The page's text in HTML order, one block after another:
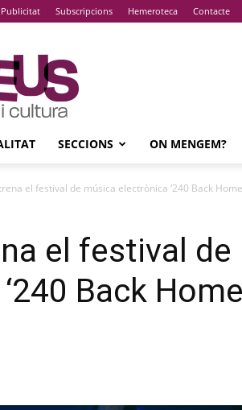
Publicitat Subscripcions Hemeroteca Contacte
SECCIONS ON MENGEM?
el festival de música electrònica ‘240 Back
el festival de
Back